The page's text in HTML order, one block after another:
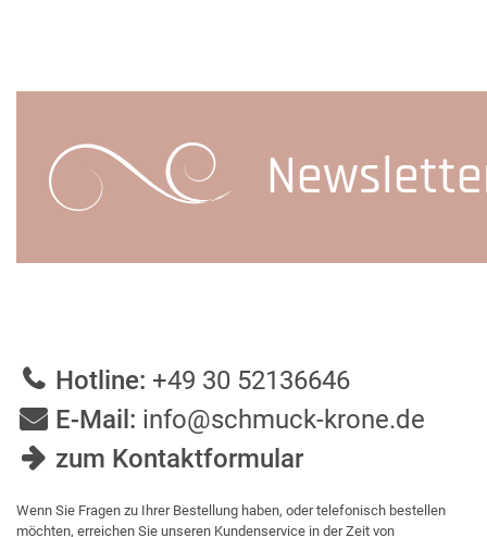
Hotline: +49 30 52136646
E-Mail: info@schmuck-krone.de
zum Kontaktformular
Wenn Sie Fragen zu Ihrer Bestellung haben, oder telefonisch bestellen
möchten, erreichen Sie unseren Kundenservice in der Zeit von